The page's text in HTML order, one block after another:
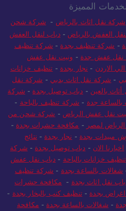
المميزة
شركة نقل اثاث بالرياض - شركة شحن
العفش بالرياض -دباب لنقل العفش
- شركة تنظيف بجدة - شركة تنظيف
نقل عفش جدة - ونيت نقل عفش
الاردن - نجار بجدة - تنظيف خزانات
- شركة نقل اثاث بدبي - شركة نقل
بالعين - دباب توصيل بجدة - شركة
بالساعة جدة - شركة تنظيف بالباحة -
نقل عفش الرياض - شركة شحن من
لمصر - مكافحة حشرات بجدة -
مبيدات بجدة - نجار بجدة - نتائج
اخبارنا الان - دباب توصيل بجدة - شركة
خزانات بالباحة - دباب نقل عفش
شغالات بالساعة بجدة - شركة تنظيف
نقل اثاث بجدة - مكافحة حشرات
بجدة -تنظيف كنب بالبخار بجدة -
- شغالات بالساعة بجدة - مكافحة